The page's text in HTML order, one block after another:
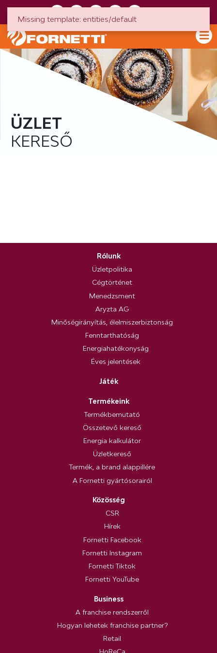
ÜZLET
KERESŐ
Rólunk
Üzletpolitika
Cégtörténet
Menedzsment
Aryzta AG
Minőségirányítás, élelmiszerbiztonság
Fenntarthatóság
Energiahatékonyság
Éves jelentések
Játék
Termékeink
Termékbemutató
Összetevő kereső
Energia kalkulátor
Üzletkereső
Termék, a brand alappillére
A Fornetti gyártósorairól
Közösség
CSR
Hírek
Fornetti Facebook
Fornetti Instagram
Fornetti Tiktok
Fornetti YouTube
Business
A franchise rendszerről
Hogyan lehetek franchise partner?
Retail
Missing template: entities/default